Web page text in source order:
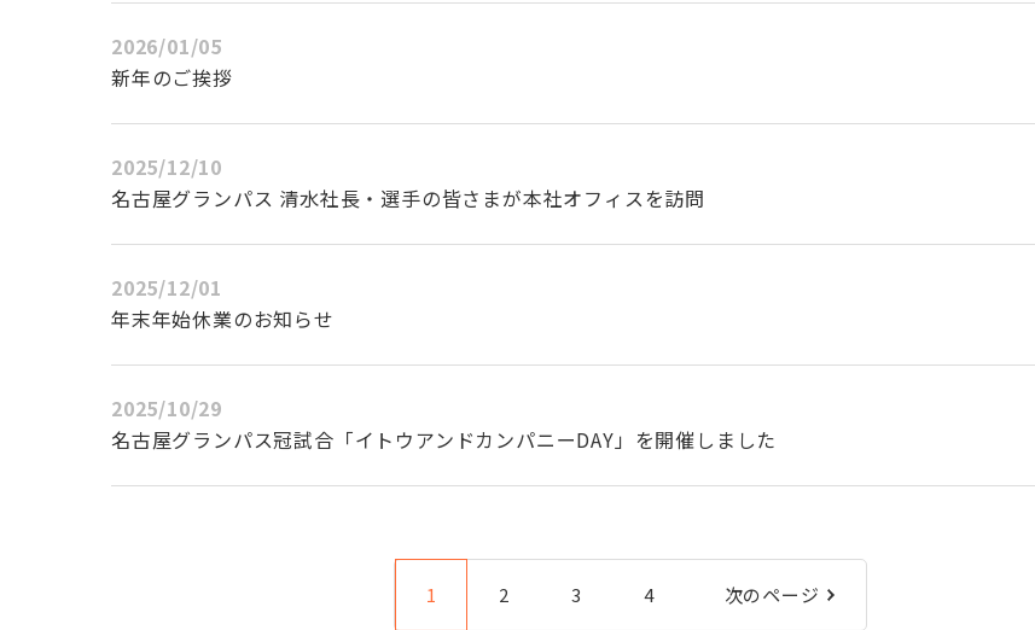
2026/01/05
新年のご挨拶
2025/12/10
名古屋グランパス 清水社長・選手の皆さまが本社オフィスを訪問
2025/12/01
年末年始休業のお知らせ
2025/10/29
名古屋グランパス冠試合「イトウアンドカンパニーDAY」を開催しました
1 2 3 4 次のページ